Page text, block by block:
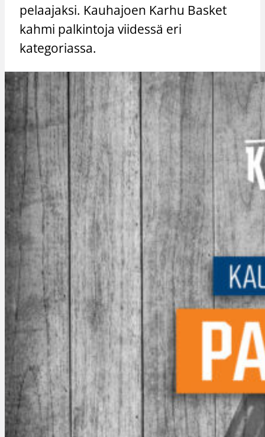
pelaajaksi. Kauhajoen Karhu Basket
kahmi palkintoja viidessä eri
kategoriassa.